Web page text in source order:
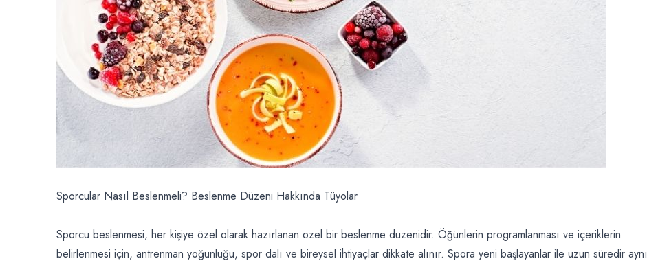
Sporcular Nasıl Beslenmeli? Beslenme Düzeni Hakkında Tüyolar
Sporcu beslenmesi, her kişiye özel olarak hazırlanan özel bir beslenme düzenidir. Öğünlerin programlanması ve içeriklerin
belirlenmesi için, antrenman yoğunluğu, spor dalı ve bireysel ihtiyaçlar dikkate alınır. Spora yeni başlayanlar ile uzun süredir aynı